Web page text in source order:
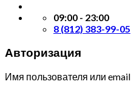
09:00 - 23:00
8 (812) 383-99-05
Авторизация
Имя пользователя или email